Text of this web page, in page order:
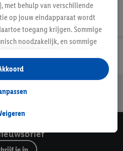
webshop klant
met behulp van verschillende
op jouw eindapparaat wordt
toegang krijgen. Sommige
noodzakelijk, en sommige
het verzamelen en
het tonen van
en buiten de Lidl-diensten.
in de winkel ook voor de
ons voor het personaliseren